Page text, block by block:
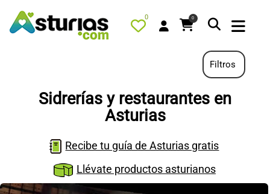
0 0
ALOJAMIENTOS
RESTAURANTES
Filtros
Sidrerías y restaurantes en
Asturias
Recibe tu guía de Asturias gratis
Llévate productos asturianos